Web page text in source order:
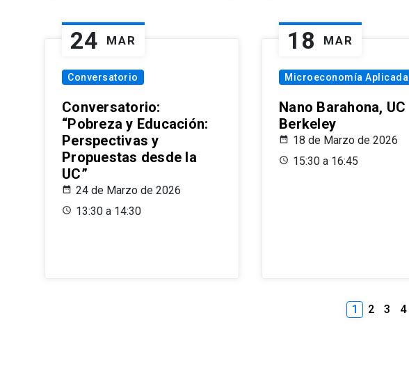
24 MAR
Conversatorio
Conversatorio:
“Pobreza y Educación:
Perspectivas y
Propuestas desde la
UC”
24 de Marzo de 2026
13:30 a 14:30
18 MAR
Microeconomía Aplicada
Nano Barahona, UC
Berkeley
18 de Marzo de 2026
15:30 a 16:45
1 2 3 4